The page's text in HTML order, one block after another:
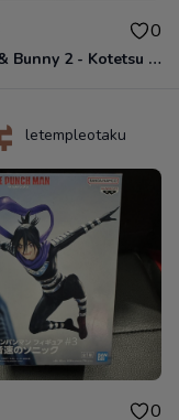
0
Tiger & Bunny 2 - Kotetsu T. Kaburagi Ver A - Figurine Qposket Banpresto
letempleotaku
0